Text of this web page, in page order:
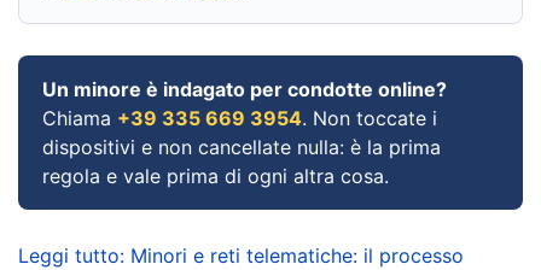
Un minore è indagato per condotte online?
Chiama +39 335 669 3954. Non toccate i
dispositivi e non cancellate nulla: è la prima
regola e vale prima di ogni altra cosa.
Leggi tutto: Minori e reti telematiche: il processo